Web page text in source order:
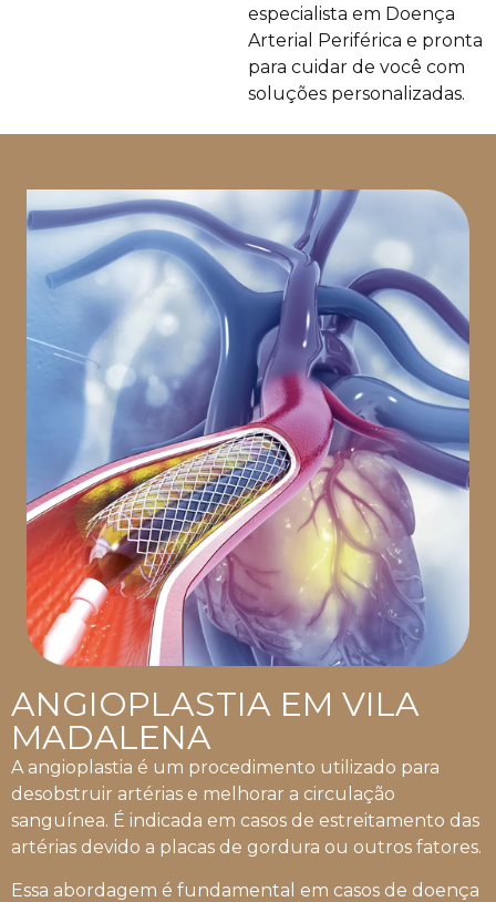
especialista em Doença
Arterial Periférica e pronta
para cuidar de você com
soluções personalizadas.
ANGIOPLASTIA EM VILA
MADALENA
A angioplastia é um procedimento utilizado para
desobstruir artérias e melhorar a circulação
sanguínea. É indicada em casos de estreitamento das
artérias devido a placas de gordura ou outros fatores.
Essa abordagem é fundamental em casos de doença